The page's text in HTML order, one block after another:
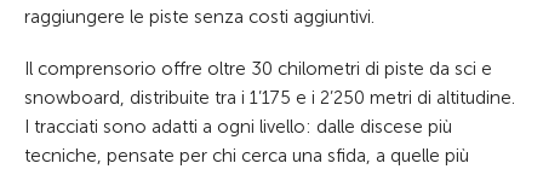
raggiungere le piste senza costi aggiuntivi.
Il comprensorio offre oltre 30 chilometri di piste da sci e
snowboard, distribuite tra i 1’175 e i 2’250 metri di altitudine.
I tracciati sono adatti a ogni livello: dalle discese più
tecniche, pensate per chi cerca una sfida, a quelle più